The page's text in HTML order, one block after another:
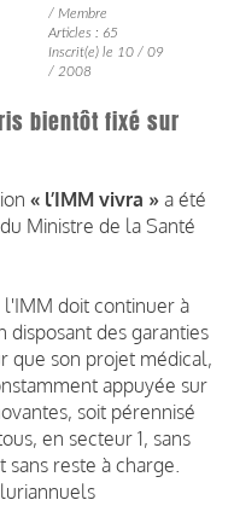
/ Membre
Articles : 65
Inscrit(e) le 10 / 09
/ 2008
bientôt fixé sur
« l’IMM vivra » a été
Ministre de la Santé
doit continuer à
disposant des garanties
que son projet médical,
appuyée sur
soit pérennisé
en secteur 1, sans
reste à charge.